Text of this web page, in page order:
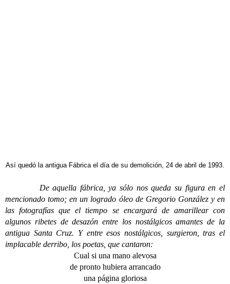
Así quedó la antigua Fábrica el día de su demolición, 24 de abril de 1993.
De aquella fábrica, ya sólo nos queda su figura en el
mencionado tomo; en un logrado óleo de Gregorio González y en
las fotografías que el tiempo se encargará de amarillear con
algunos ribetes de desazón entre los nostálgicos amantes de la
antigua Santa Cruz. Y entre esos nostálgicos, surgieron, tras el
implacable derribo, los poetas, que cantaron:
Cual si una mano alevosa
de pronto hubiera arrancado
una página gloriosa